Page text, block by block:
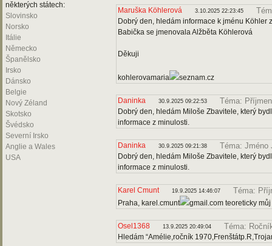
některých státech:
Slovinsko
Norsko
Itálie
Německo
Španělsko
Irsko
Dánsko
Belgie
Nový Zéland
Skotsko
Švédsko
Severní Irsko
Anglie a Wales
USA
Maruška Köhlerová 3.10.2025 22:23:45
Dobrý den, hledám informace k jménu Köhler
Babička se jmenovala Alžběta Köhlerová
Děkuji
kohlerovamaria seznam.cz
Daninka 30.9.2025 09:22:53 Téma:
Dobrý den, hledám Miloše Zbavitele, který
informace z minulosti.
Daninka 30.9.2025 09:21:38 Téma: Jméno
Dobrý den, hledám Miloše Zbavitele, který
informace z minulosti.
Karel Cmunt 19.9.2025 14:46:07 Téma:
Praha, karel.cmunt gmail.com teoreticky
Osel1368 13.9.2025 20:49:04 Téma:
Hledám “Amélie,ročník